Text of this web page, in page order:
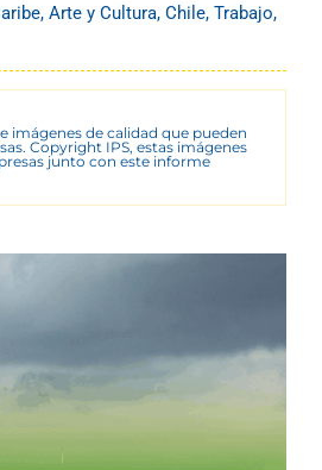
, Arte y Cultura, Chile, Trabajo,
imágenes de calidad que pueden
Copyright IPS, estas imágenes
junto con este informe